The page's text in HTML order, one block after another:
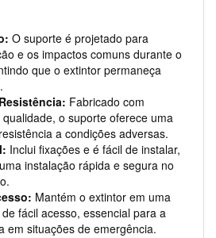
O suporte é projetado para
e os impactos comuns durante o
que o extintor permaneça
Fabricado com
o suporte oferece uma
a condições adversas.
Inclui fixações e é fácil de instalar,
instalação rápida e segura no
Mantém o extintor em uma
fácil acesso, essencial para a
em situações de emergência.